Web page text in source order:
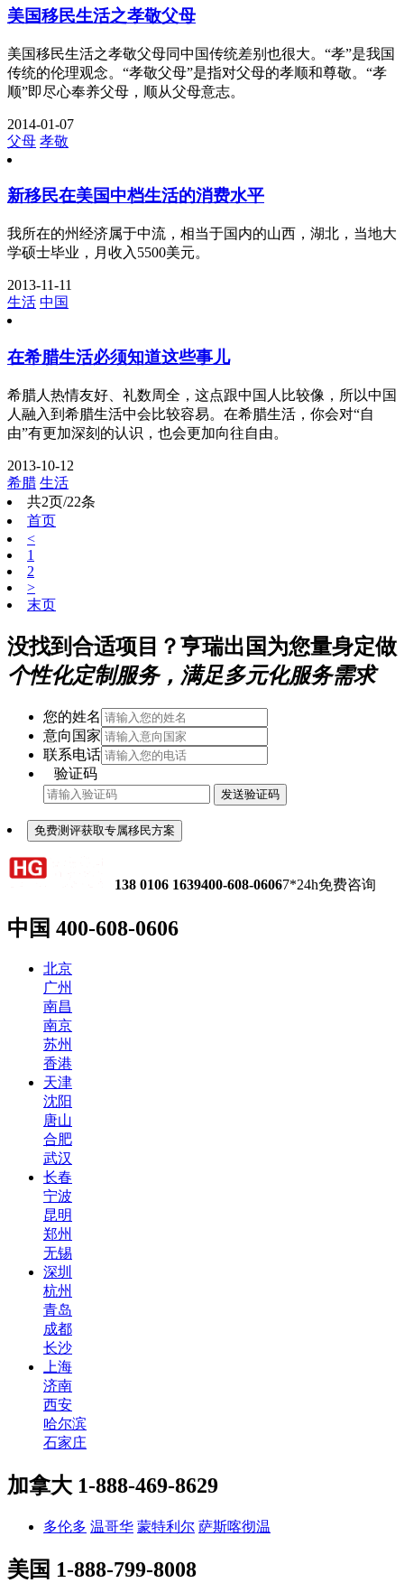
美国移民生活之孝敬父母
美国移民生活之孝敬父母同中国传统差别也很大。“孝”是我国
传统的伦理观念。“孝敬父母”是指对父母的孝顺和尊敬。“孝
顺”即尽心奉养父母，顺从父母意志。
2014-01-07
父母 孝敬
新移民在美国中档生活的消费水平
我所在的州经济属于中流，相当于国内的山西，湖北，当地大
学硕士毕业，月收入5500美元。
2013-11-11
生活 中国
在希腊生活必须知道这些事儿
希腊人热情友好、礼数周全，这点跟中国人比较像，所以中国
人融入到希腊生活中会比较容易。在希腊生活，你会对“自
由”有更加深刻的认识，也会更加向往自由。
2013-10-12
希腊 生活
共2页/22条
首页
<
1
2
>
末页
没找到合适项目？亨瑞出国为您量身定做
个性化定制服务，满足多元化服务需求
您的姓名
意向国家
联系电话
验证码
发送验证码
免费测评获取专属移民方案
138 0106 1639400-608-06067*24h免费咨询
中国 400-608-0606
北京
广州
南昌
南京
苏州
香港
天津
沈阳
唐山
合肥
武汉
长春
宁波
昆明
郑州
无锡
深圳
杭州
青岛
成都
长沙
上海
济南
西安
哈尔滨
石家庄
加拿大 1-888-469-8629
多伦多 温哥华 蒙特利尔 萨斯喀彻温
美国 1-888-799-8008